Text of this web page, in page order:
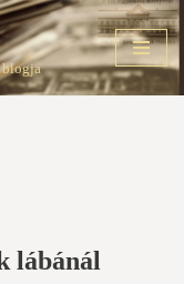
blogja
lábánál